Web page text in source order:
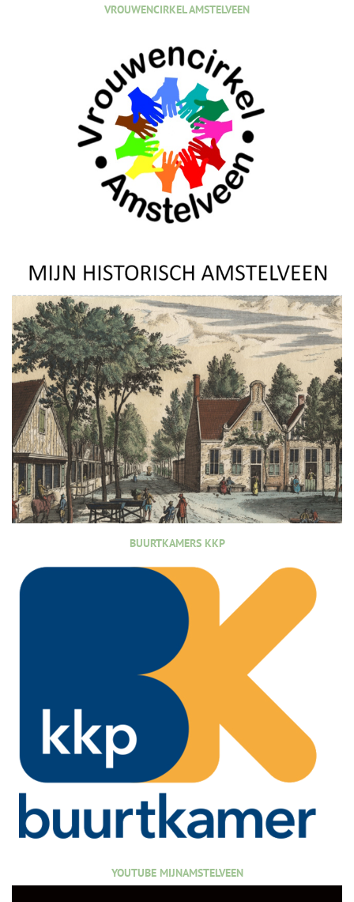
VROUWENCIRKEL AMSTELVEEN
BUURTKAMERS KKP
YOUTUBE MIJNAMSTELVEEN